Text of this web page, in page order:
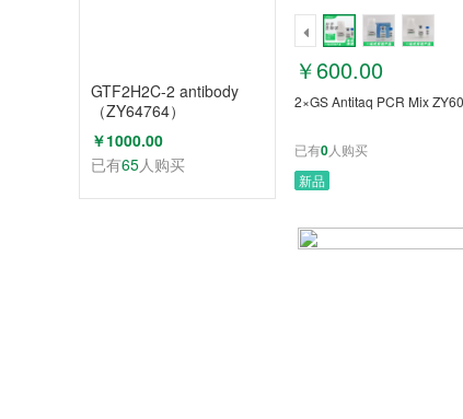
GTF2H2C-2 antibody
（ZY64764）
￥1000.00
已有65人购买
￥600.00
2×GS Antitaq PCR Mix
已有0人购买
新品